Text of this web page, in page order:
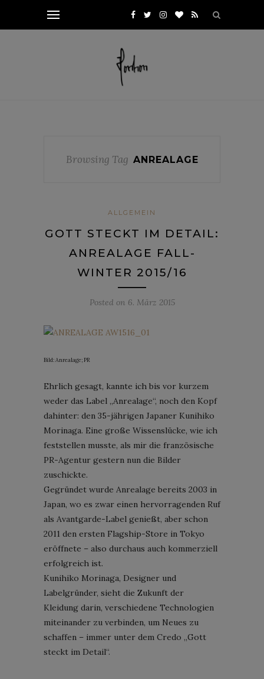
Browsing Tag ANREALAGE
ALLGEMEIN
GOTT STECKT IM DETAIL:
ANREALAGE FALL-
WINTER 2015/16
Posted on 6. März 2015
Bild: Anrealage; PR
Ehrlich gesagt, kannte ich bis vor kurzem
weder das Label „Anrealage“, noch den Kopf
dahinter: den 35-jährigen Japaner Kunihiko
Morinaga. Eine große Wissenslücke, wie ich
feststellen musste, als mir die französische
PR-Agentur gestern nun die Bilder
zuschickte.
Gegründet wurde Anrealage bereits 2003 in
Japan, wo es zwar einen hervorragenden Ruf
als Avantgarde-Label genießt, aber schon
2011 den ersten Flagship-Store in Tokyo
eröffnete – also durchaus auch kommerziell
erfolgreich ist.
Kunihiko Morinaga, Designer und
Labelgründer, sieht die Zukunft der
Kleidung darin, verschiedene Technologien
miteinander zu verbinden, um Neues zu
schaffen – immer unter dem Credo „Gott
steckt im Detail“.